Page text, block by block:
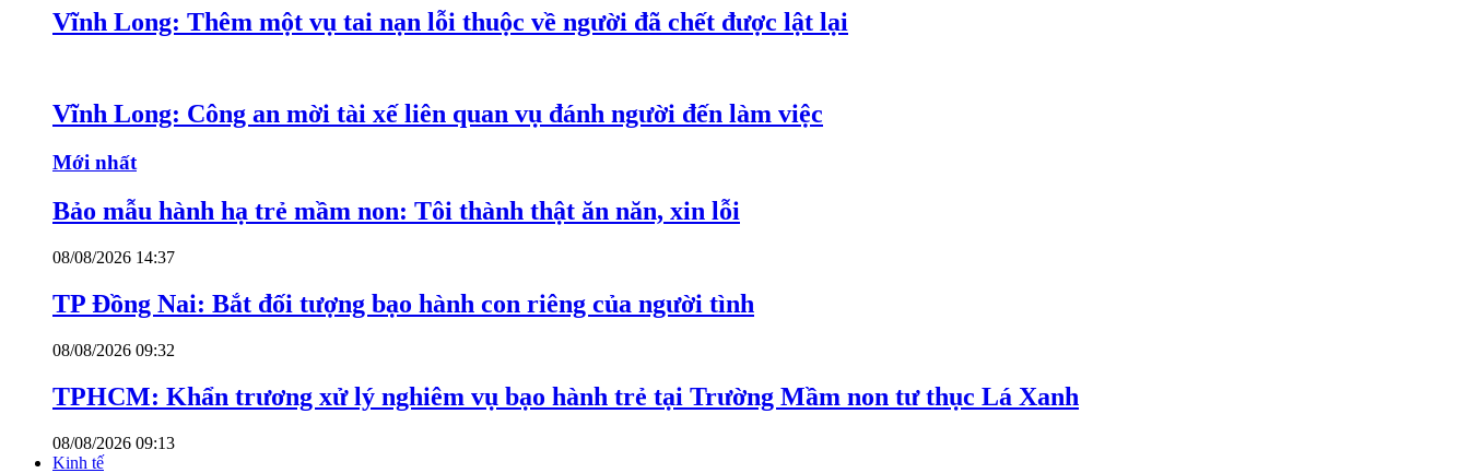
Vĩnh Long: Thêm một vụ tai nạn lỗi thuộc về người đã chết được lật lại
Vĩnh Long: Công an mời tài xế liên quan vụ đánh người đến làm việc
Mới nhất
Bảo mẫu hành hạ trẻ mầm non: Tôi thành thật ăn năn, xin lỗi
08/08/2026 14:37
TP Đồng Nai: Bắt đối tượng bạo hành con riêng của người tình
08/08/2026 09:32
TPHCM: Khẩn trương xử lý nghiêm vụ bạo hành trẻ tại Trường Mầm non tư thục Lá Xanh
08/08/2026 09:13
Kinh tế